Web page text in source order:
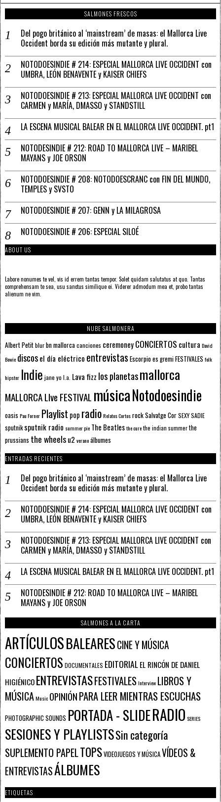
SALMONES FRESCOS
Del pogo británico al ‘mainstream’ de masas: el Mallorca Live
Occident borda su edición más mutante y plural.
NOTODOESINDIE # 214: ESPECIAL MALLORCA LIVE OCCIDENT con
UMBRA, LEÓN BENAVENTE y KAISER CHIEFS
NOTODOESINDIE # 213: ESPECIAL MALLORCA LIVE OCCIDENT con
CARMEN y MARÍA, DMASSO y STANDSTILL
LA ESCENA MUSICAL BALEAR EN EL MALLORCA LIVE OCCIDENT. pt1
NOTODESINDIE # 212: ROAD TO MALLORCA LIVE – MARIBEL
MAYANS y JOE ORSON
NOTODOESINDIE # 208: NOTODOESCRANC con FIN DEL MUNDO,
TEMPLES y SVSTO
NOTODOESINDIE # 207: GENN y LA MILAGROSA
NOTODOESINDIE # 206: ESPECIAL SILOÉ
ABOUT US
Labore nonumes te vel, vis id errem tantas tempor. Solet quidam salutatus at quo. Tantas
comprehensam te sea, usu sanctus similique ei. Viderer admodum mea et, probo tantas
alienum ne vim.
NUBE SALMONERA
Albert Petitblurbn mallorcacanciones ceremoneyCONCIERTOS cultura David
Bowie discosel día eléctrico entrevistas Escorpioes gremiFESTIVALES folk
hipster Indie jane yo l.a. Lava fizz los planetasmallorca
MALLORCA LIve FESTIVAL músicaNotodoesindie
oasis Pau Forner Playlist pop radioRelatos CortosrockSalvatge CorSEXY SADIE
sputnik sputnik radio summer pie The Beatlesthe curethe indian summerthe
prussians the wheelsu2 veranoálbumes
ENTRADAS RECIENTES
Del pogo británico al ‘mainstream’ de masas: el Mallorca Live
Occident borda su edición más mutante y plural.
NOTODOESINDIE # 214: ESPECIAL MALLORCA LIVE OCCIDENT con
UMBRA, LEÓN BENAVENTE y KAISER CHIEFS
NOTODOESINDIE # 213: ESPECIAL MALLORCA LIVE OCCIDENT con
CARMEN y MARÍA, DMASSO y STANDSTILL
LA ESCENA MUSICAL BALEAR EN EL MALLORCA LIVE OCCIDENT. pt1
NOTODESINDIE # 212: ROAD TO MALLORCA LIVE – MARIBEL
MAYANS y JOE ORSON
SALMONES A LA CARTA
ARTÍCULOSBALEARESCINE Y MÚSICA
CONCIERTOS DOCUMENTALES EDITORIALEL RINCÓN DE DANIEL
HIGIÉNICOENTREVISTASFESTIVALESInterview LIBROS Y
MÚSICAMusic OPINIÓNPARA LEER MIENTRAS ESCUCHAS
PHOTOGRAPHIC SOUNDS PORTADA - SLIDERADIO SERIES
SESIONES Y PLAYLISTSSin categoría
SUPLEMENTO PAPELTOPSVIDEOJUEGOS Y MÚSICAVÍDEOS &
ENTREVISTASÁLBUMES
ETIQUETAS